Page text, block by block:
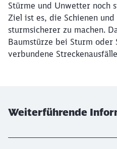
Stürme und Unwetter noch
Ziel ist es, die Schienen und
sturmsicherer zu machen.
Baumstürze bei Sturm
verbundene
Weiterführende